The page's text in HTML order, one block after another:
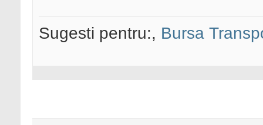
Sugesti pentru:, Bursa